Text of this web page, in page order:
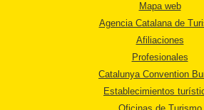
Mapa web
Agencia Catalana de
Afiliaciones
Profesionales
Catalunya Convention
Establecimientos